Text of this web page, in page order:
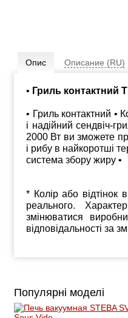
Опис Описание (RU)
• Гриль контактний
• Гриль контактний •
і надійний сендвіч-
2000 Вт ви зможете
і рибу в найкоротші
система збору жиру •
* Колір або відтінок
реального.
змінюватися
відповідальності за
Популярні моделі